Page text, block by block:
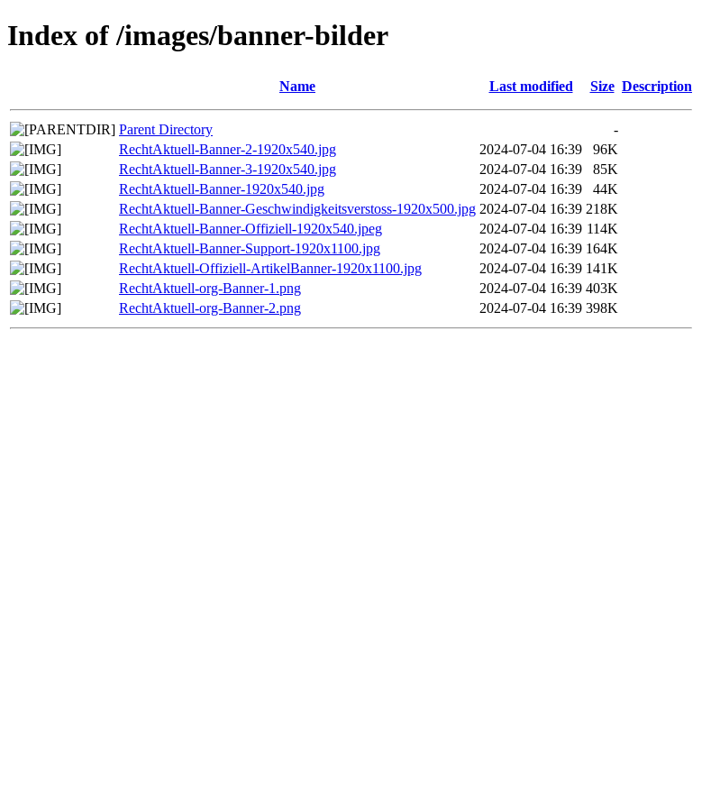
Index of /images/banner-bilder
Name Last modified Size Description
Parent Directory
-
RechtAktuell-Banner-2-1920x540.jpg
2024-07-04 16:39
96K
RechtAktuell-Banner-3-1920x540.jpg
2024-07-04 16:39
85K
RechtAktuell-Banner-1920x540.jpg
2024-07-04 16:39
44K
RechtAktuell-Banner-Geschwindigkeitsverstoss-1920x500.jpg 2024-07-04 16:39 218K
RechtAktuell-Banner-Offiziell-1920x540.jpeg
2024-07-04 16:39 114K
RechtAktuell-Banner-Support-1920x1100.jpg
2024-07-04 16:39 164K
RechtAktuell-Offiziell-ArtikelBanner-1920x1100.jpg
2024-07-04 16:39 141K
RechtAktuell-org-Banner-1.png
2024-07-04 16:39 403K
RechtAktuell-org-Banner-2.png
2024-07-04 16:39 398K